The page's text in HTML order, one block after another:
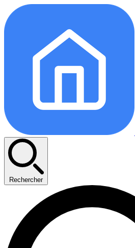
Rechercher